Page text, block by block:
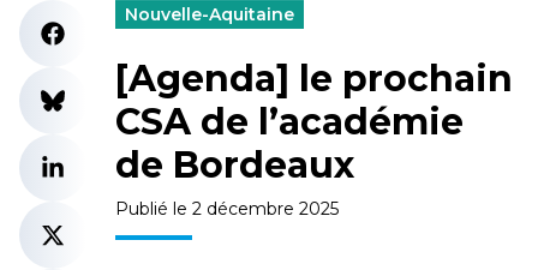
Nouvelle-Aquitaine
[Agenda] le prochain
CSA de l’académie
de Bordeaux
Publié le 2 décembre 2025